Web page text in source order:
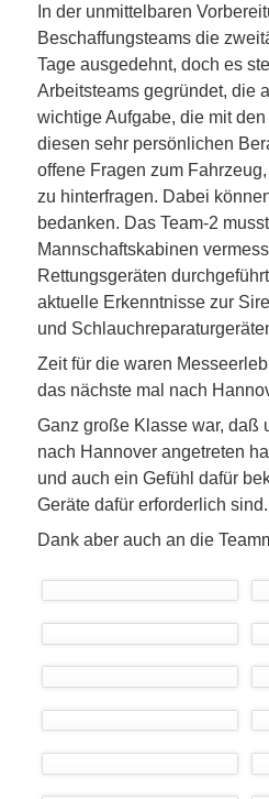
In der unmittelbaren
Beschaffungsteams die
Tage ausgedehnt, doch es
Arbeitsteams gegründet, die
wichtige Aufgabe, die mit
diesen sehr persönlichen
offene Fragen zum
zu hinterfragen. Dabei
bedanken. Das Team-2
Mannschaftskabinen
Rettungsgeräten
aktuelle Erkenntnisse zur
und
Zeit für die waren
das nächste mal nach
Ganz große Klasse war, daß
nach Hannover angetreten
und auch ein Gefühl dafür
Geräte dafür erforderlich
Dank aber auch an die